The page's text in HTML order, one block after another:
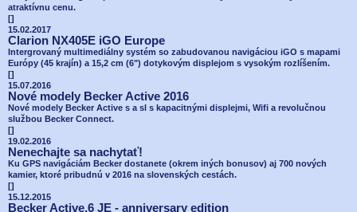
atraktívnu cenu.
[]
15.02.2017
Clarion NX405E iGO Europe
Intergrovaný multimediálny systém so zabudovanou navigáciou iGO s mapami
Európy (45 krajín) a 15,2 cm (6") dotykovým displejom s vysokým rozlíšením.
[]
15.07.2016
Nové modely Becker Active 2016
Nové modely Becker Active s a sl s kapacitnými displejmi, Wifi a revolučnou
službou Becker Connect.
[]
19.02.2016
Nenechajte sa nachytať!
Ku GPS navigáciám Becker dostanete (okrem iných bonusov) aj 700 nových
kamier, ktoré pribudnú v 2016 na slovenských cestách.
[]
15.12.2015
Becker Active.6 JE - anniversary edition